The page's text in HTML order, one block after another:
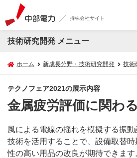
持株会社サイト
技術研究開発 メニュー
ホーム 新成長分野・技術研究開発 技術
テクノフェア2021の展示内容
金属疲労評価に関わ
風による電線の揺れを模擬する振
技術を活用することで、設備取替
性の高い用品の改良が期待できます